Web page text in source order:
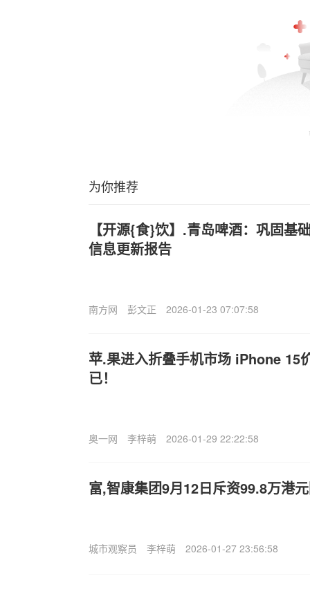
为你推荐
【开源{食}饮】.青岛啤酒：巩固
信息更新报告
南方网 彭文正 2026-01-23 07:07:58
苹.果进入折叠手机市场 iPhone 15
已！
奥一网 李梓萌 2026-01-29 22:22:58
富,智康集团9月12日斥资99.8万港
城市观察员 李梓萌 2026-01-27 23:56:58